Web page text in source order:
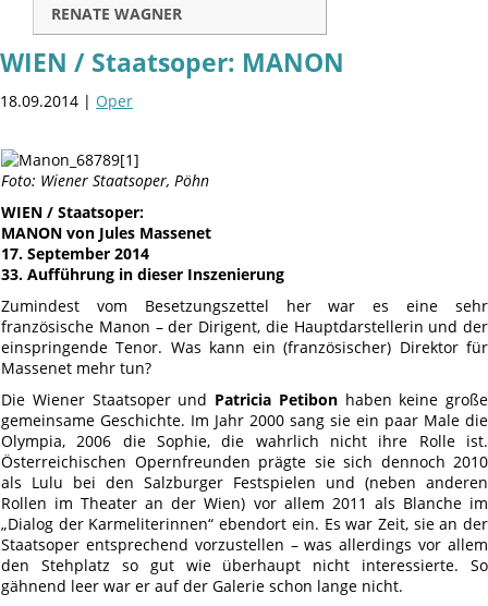
RENATE WAGNER
WIEN / Staatsoper: MANON
18.09.2014 | Oper
Foto: Wiener Staatsoper, Pöhn
WIEN / Staatsoper:
MANON von Jules Massenet
17. September 2014
33. Aufführung in dieser Inszenierung
Zumindest vom Besetzungszettel her war es eine sehr
französische Manon – der Dirigent, die Hauptdarstellerin und der
einspringende Tenor. Was kann ein (französischer) Direktor für
Massenet mehr tun?
Die Wiener Staatsoper und Patricia Petibonhaben keine große
gemeinsame Geschichte. Im Jahr 2000 sang sie ein paar Male die
Olympia, 2006 die Sophie, die wahrlich nicht ihre Rolle ist.
Österreichischen Opernfreunden prägte sie sich dennoch 2010
als Lulu bei den Salzburger Festspielen und (neben anderen
Rollen im Theater an der Wien) vor allem 2011 als Blanche im
„Dialog der Karmeliterinnen“ ebendort ein. Es war Zeit, sie an der
Staatsoper entsprechend vorzustellen – was allerdings vor allem
den Stehplatz so gut wie überhaupt nicht interessierte. So
gähnend leer war er auf der Galerie schon lange nicht.